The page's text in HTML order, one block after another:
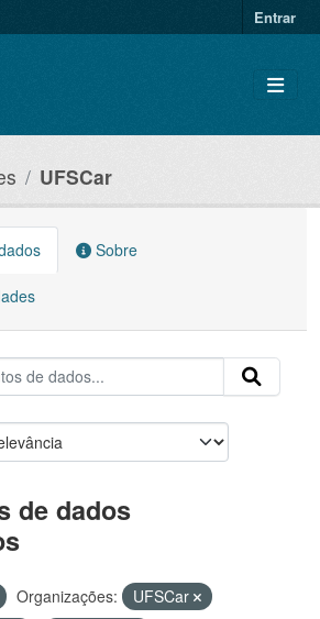
Entrar
UFSCar
Sobre
de dados
Organizações:
UFSCar